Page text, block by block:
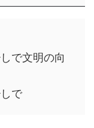
で文明の向
で